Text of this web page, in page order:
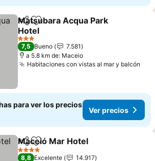
CompartirAñadir a favoritos
Matsubara Acqua Park
Hotel
3 Estrellas
7,5 Bueno
7.581
a 5.8 km de: Maceio
Habitaciones con vistas al mar y balcón
para ver los precios
Ver precios
CompartirAñadir a favoritos
Maceió Mar Hotel
4 Estrellas
8,8 Excelente 14.917